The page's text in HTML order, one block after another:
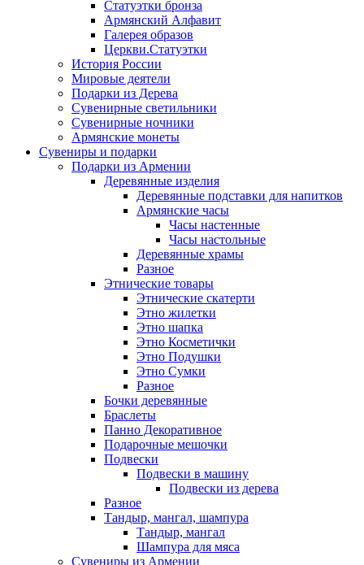
Статуэтки бронза
Армянский Алфавит
Галерея образов
Церкви.Статуэтки
История России
Мировые деятели
Подарки из Дерева
Сувенирные светильники
Сувенирные ночники
Армянские монеты
Сувениры и подарки
Подарки из Армении
Деревянные изделия
Деревянные подставки для напитков
Армянские часы
Часы настенные
Часы настольные
Деревянные храмы
Разное
Этнические товары
Этнические скатерти
Этно жилетки
Этно шапка
Этно Косметички
Этно Подушки
Этно Сумки
Разное
Бочки деревянные
Браслеты
Панно Декоративное
Подарочные мешочки
Подвески
Подвески в машину
Подвески из дерева
Разное
Тандыр, мангал, шампура
Тандыр, мангал
Шампура для мяса
Сувениры из Армении